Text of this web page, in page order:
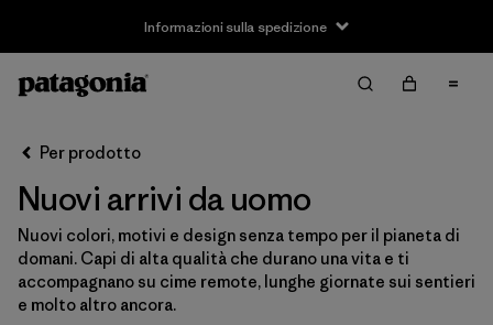
Informazioni sulla spedizione
Filtra per
Taglia
S (39)
M (40)
Per prodotto
Nuovi arrivi da uomo
Nuovi colori, motivi e design senza tempo per il pianeta di
domani. Capi di alta qualità che durano una vita e ti
accompagnano su cime remote, lunghe giornate sui sentieri
e molto altro ancora.